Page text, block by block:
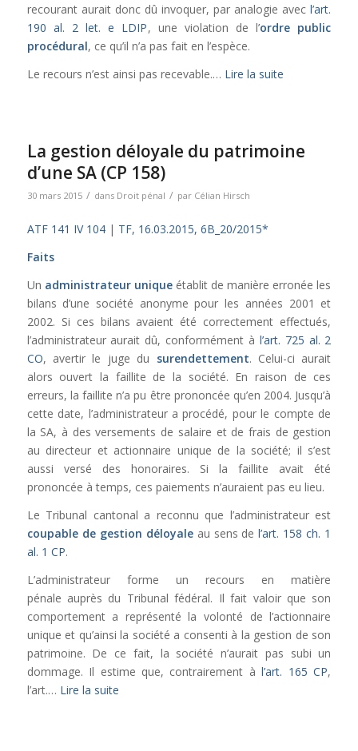
recourant aurait donc dû invoquer, par analogie avecl’art.
190 al. 2 let. e LDIP, une violation de l’ordre public
procédural, ce qu’il n’a pas fait en l’espèce.
Le recours n’est ainsi pas recevable.… Lire la suite
La gestion déloyale du patrimoine
d’une SA (CP 158)
30 mars 2015 / dans Droit pénal / par Célian Hirsch
ATF 141 IV 104| TF, 16.03.2015, 6B_20/2015*
Faits
Un administrateur unique établit de manière erronée les
bilans d’une société anonyme pour les années 2001 et
2002. Si ces bilans avaient été correctement effectués,
l’administrateur aurait dû, conformément à l’art. 725 al. 2
CO, avertir le juge du surendettement. Celui-ci aurait
alors ouvert la faillite de la société. En raison de ces
erreurs, la faillite n’a pu être prononcée qu’en 2004. Jusqu’à
cette date, l’administrateur a procédé, pour le compte de
la SA, à des versements de salaire et de frais de gestion
au directeur et actionnaire unique de la société; il s’est
aussi versé des honoraires. Si la faillite avait été
prononcée à temps, ces paiements n’auraient pas eu lieu.
Le Tribunal cantonal a reconnu que l’administrateur est
coupable de gestion déloyaleau sens del’art. 158 ch. 1
al. 1 CP.
L’administrateur forme un recours en matière
pénale auprès du Tribunal fédéral. Il fait valoir que son
comportement a représenté la volonté de l’actionnaire
unique et qu’ainsi la société a consenti à la gestion de son
patrimoine. De ce fait, la société n’aurait pas subi un
dommage. Il estime que, contrairement àl’art. 165 CP,
l’art.… Lire la suite